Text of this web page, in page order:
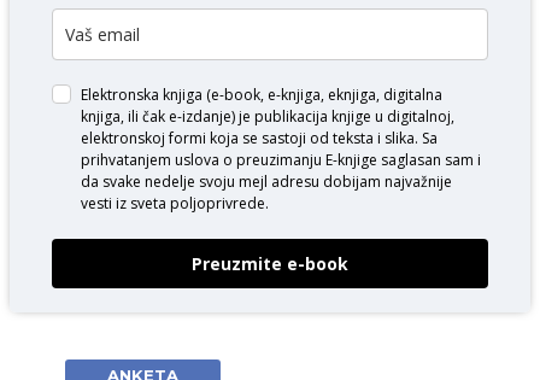
Elektronska knjiga (e-book, e-knjiga, eknjiga, digitalna
knjiga, ili čak e-izdanje) je publikacija knjige u digitalnoj,
elektronskoj formi koja se sastoji od teksta i slika. Sa
prihvatanjem uslova o preuzimanju E-knjige saglasan sam i
da svake nedelje svoju mejl adresu dobijam najvažnije
vesti iz sveta poljoprivrede.
Preuzmite e-book
ANKETA